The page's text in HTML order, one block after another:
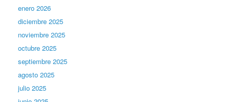
enero 2026
diciembre 2025
noviembre 2025
octubre 2025
septiembre 2025
agosto 2025
julio 2025